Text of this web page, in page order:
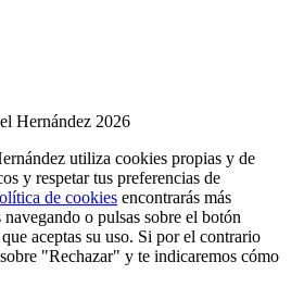
Hernández 2026
utiliza cookies propias y de
y respetar tus preferencias de
de cookies encontrarás más
o pulsas sobre el botón
aceptas su uso. Si por el contrario
"Rechazar" y te indicaremos cómo